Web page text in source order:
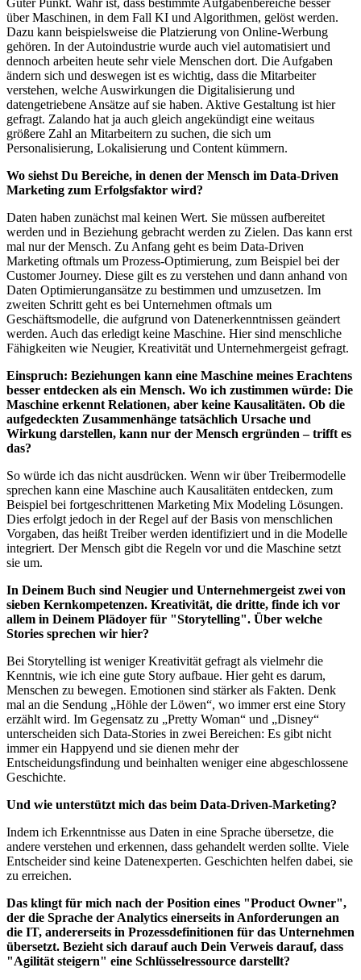
über Maschinen, in dem Fall KI und Algorithmen, gelöst werden.
Dazu kann beispielsweise die Platzierung von Online-Werbung
gehören. In der Autoindustrie wurde auch viel automatisiert und
dennoch arbeiten heute sehr viele Menschen dort. Die Aufgaben
ändern sich und deswegen ist es wichtig, dass die Mitarbeiter
verstehen, welche Auswirkungen die Digitalisierung und
datengetriebene Ansätze auf sie haben. Aktive Gestaltung ist hier
gefragt. Zalando hat ja auch gleich angekündigt eine weitaus
größere Zahl an Mitarbeitern zu suchen, die sich um
Personalisierung, Lokalisierung und Content kümmern.
Wo siehst Du Bereiche, in denen der Mensch im Data-Driven
Marketing zum Erfolgsfaktor wird?
Daten haben zunächst mal keinen Wert. Sie müssen aufbereitet
werden und in Beziehung gebracht werden zu Zielen. Das kann erst
mal nur der Mensch. Zu Anfang geht es beim Data-Driven
Marketing oftmals um Prozess-Optimierung, zum Beispiel bei der
Customer Journey. Diese gilt es zu verstehen und dann anhand von
Daten Optimierungansätze zu bestimmen und umzusetzen. Im
zweiten Schritt geht es bei Unternehmen oftmals um
Geschäftsmodelle, die aufgrund von Datenerkenntnissen geändert
werden. Auch das erledigt keine Maschine. Hier sind menschliche
Fähigkeiten wie Neugier, Kreativität und Unternehmergeist gefragt.
Einspruch: Beziehungen kann eine Maschine meines Erachtens
besser entdecken als ein Mensch. Wo ich zustimmen würde: Die
Maschine erkennt Relationen, aber keine Kausalitäten. Ob die
aufgedeckten Zusammenhänge tatsächlich Ursache und
Wirkung darstellen, kann nur der Mensch ergründen – trifft es
das?
So würde ich das nicht ausdrücken. Wenn wir über Treibermodelle
sprechen kann eine Maschine auch Kausalitäten entdecken, zum
Beispiel bei fortgeschrittenen Marketing Mix Modeling Lösungen.
Dies erfolgt jedoch in der Regel auf der Basis von menschlichen
Vorgaben, das heißt Treiber werden identifiziert und in die Modelle
integriert. Der Mensch gibt die Regeln vor und die Maschine setzt
sie um.
In Deinem Buch sind Neugier und Unternehmergeist zwei von
sieben Kernkompetenzen. Kreativität, die dritte, finde ich vor
allem in Deinem Plädoyer für "Storytelling". Über welche
Stories sprechen wir hier?
Bei Storytelling ist weniger Kreativität gefragt als vielmehr die
Kenntnis, wie ich eine gute Story aufbaue. Hier geht es darum,
Menschen zu bewegen. Emotionen sind stärker als Fakten. Denk
mal an die Sendung „Höhle der Löwen“, wo immer erst eine Story
erzählt wird. Im Gegensatz zu „Pretty Woman“ und „Disney“
unterscheiden sich Data-Stories in zwei Bereichen: Es gibt nicht
immer ein Happyend und sie dienen mehr der
Entscheidungsfindung und beinhalten weniger eine abgeschlossene
Geschichte.
Und wie unterstützt mich das beim Data-Driven-Marketing?
Indem ich Erkenntnisse aus Daten in eine Sprache übersetze, die
andere verstehen und erkennen, dass gehandelt werden sollte. Viele
Entscheider sind keine Datenexperten. Geschichten helfen dabei, sie
zu erreichen.
Das klingt für mich nach der Position eines "Product Owner",
der die Sprache der Analytics einerseits in Anforderungen an
die IT, andererseits in Prozessdefinitionen für das Unternehmen
übersetzt. Bezieht sich darauf auch Dein Verweis darauf, dass
"Agilität steigern" eine Schlüsselressource darstellt?